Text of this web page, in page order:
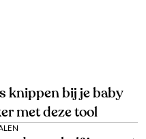
knippen bij je baby
met deze tool